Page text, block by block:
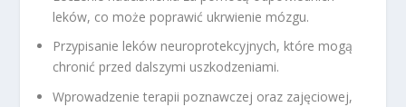
leków, co może poprawić ukrwienie mózgu.
Przypisanie leków neuroprotekcyjnych, które mogą
chronić przed dalszymi uszkodzeniami.
Wprowadzenie terapii poznawczej oraz zajęciowej,